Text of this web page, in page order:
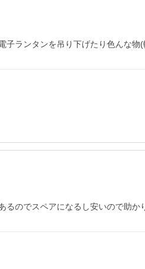
ランタンを吊り下げたり色んな物
るのでスペアになるし安いので助か